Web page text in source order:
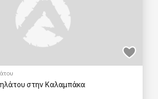
στην Καλαμπάκα